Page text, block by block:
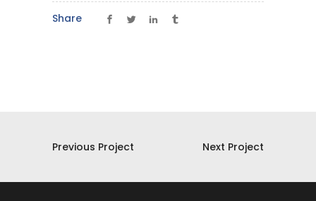
Share
Previous Project Next Project